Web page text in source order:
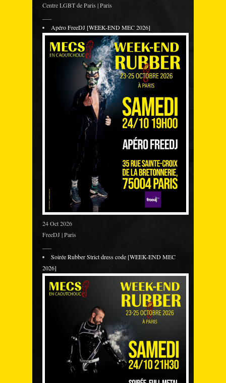
Centre LGBT de Paris | Paris
Apéro FreeDJ [WEEK-END MEC 2026]
24 Oct 2026
FreeDJ | Paris
Soirée Rubber Strict dress code [WEEK-END MEC
2026]